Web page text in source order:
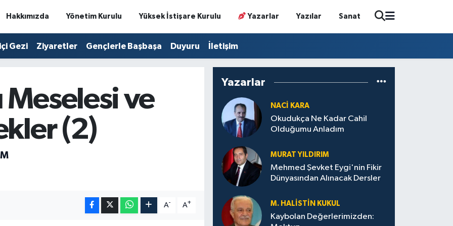
Hakkımızda Yönetim Kurulu Yüksek İstişare Kurulu Yazarlar Yazılar Sanat
Gezi Ziyaretler Gençlerle Başbaşa Duyuru İletişim
Meselesi ve
(2)
A- A+
Yazarlar
NACI KARA
Okudukça Ne Kadar Cahil
Olduğumu Anladım
MURAT YILDIRIM
Mehmed Şevket Eygi'nin Fikir
Dünyasından Alınacak Dersler
M. HALISTIN KUKUL
Kaybolan Değerlerimizden: